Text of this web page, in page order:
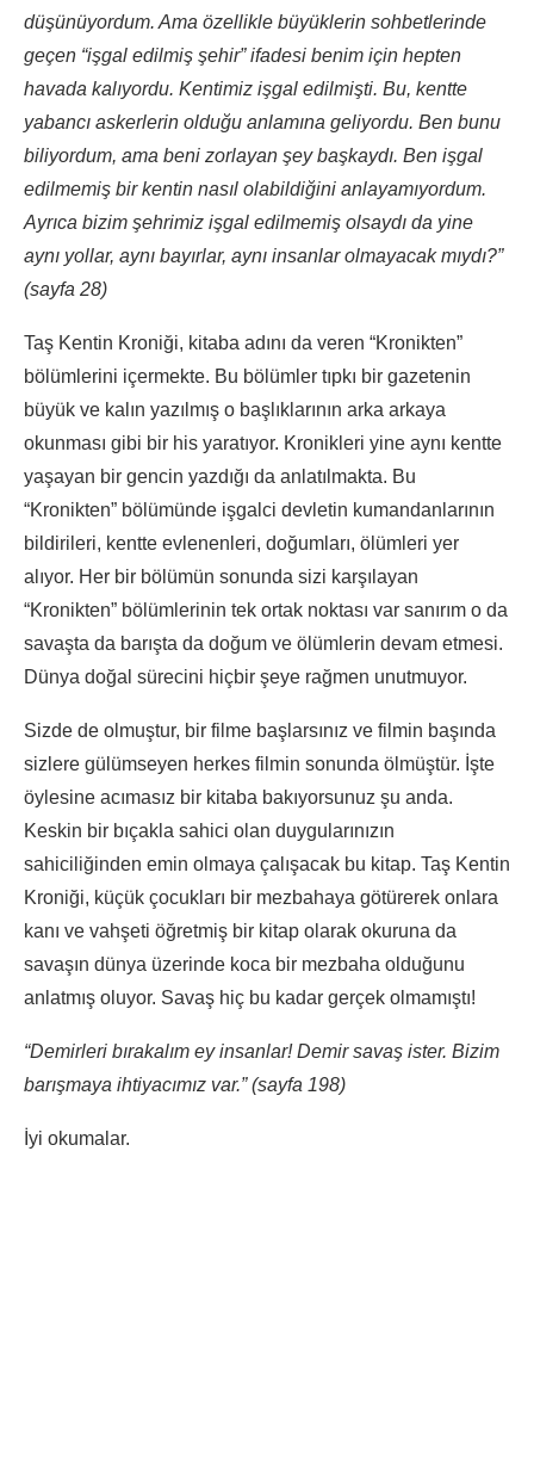
düşünüyordum. Ama özellikle büyüklerin sohbetlerinde
geçen “işgal edilmiş şehir” ifadesi benim için hepten
havada kalıyordu. Kentimiz işgal edilmişti. Bu, kentte
yabancı askerlerin olduğu anlamına geliyordu. Ben bunu
biliyordum, ama beni zorlayan şey başkaydı. Ben işgal
edilmemiş bir kentin nasıl olabildiğini anlayamıyordum.
Ayrıca bizim şehrimiz işgal edilmemiş olsaydı da yine
aynı yollar, aynı bayırlar, aynı insanlar olmayacak mıydı?”
(sayfa 28)
Taş Kentin Kroniği, kitaba adını da veren “Kronikten”
bölümlerini içermekte. Bu bölümler tıpkı bir gazetenin
büyük ve kalın yazılmış o başlıklarının arka arkaya
okunması gibi bir his yaratıyor. Kronikleri yine aynı kentte
yaşayan bir gencin yazdığı da anlatılmakta. Bu
“Kronikten” bölümünde işgalci devletin kumandanlarının
bildirileri, kentte evlenenleri, doğumları, ölümleri yer
alıyor. Her bir bölümün sonunda sizi karşılayan
“Kronikten” bölümlerinin tek ortak noktası var sanırım o da
savaşta da barışta da doğum ve ölümlerin devam etmesi.
Dünya doğal sürecini hiçbir şeye rağmen unutmuyor.
Sizde de olmuştur, bir filme başlarsınız ve filmin başında
sizlere gülümseyen herkes filmin sonunda ölmüştür. İşte
öylesine acımasız bir kitaba bakıyorsunuz şu anda.
Keskin bir bıçakla sahici olan duygularınızın
sahiciliğinden emin olmaya çalışacak bu kitap. Taş Kentin
Kroniği, küçük çocukları bir mezbahaya götürerek onlara
kanı ve vahşeti öğretmiş bir kitap olarak okuruna da
savaşın dünya üzerinde koca bir mezbaha olduğunu
anlatmış oluyor. Savaş hiç bu kadar gerçek olmamıştı!
“Demirleri bırakalım ey insanlar! Demir savaş ister. Bizim
barışmaya ihtiyacımız var.” (sayfa 198)
İyi okumalar.